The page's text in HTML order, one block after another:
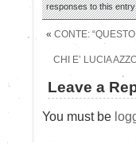
responses to this
« CONTE:
CHI E’ LUCIA
Leave a
You must be